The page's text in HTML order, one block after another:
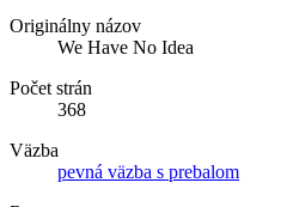
Originálny názov
We Have No Idea
Počet strán
368
Väzba
pevná väzba s prebalom